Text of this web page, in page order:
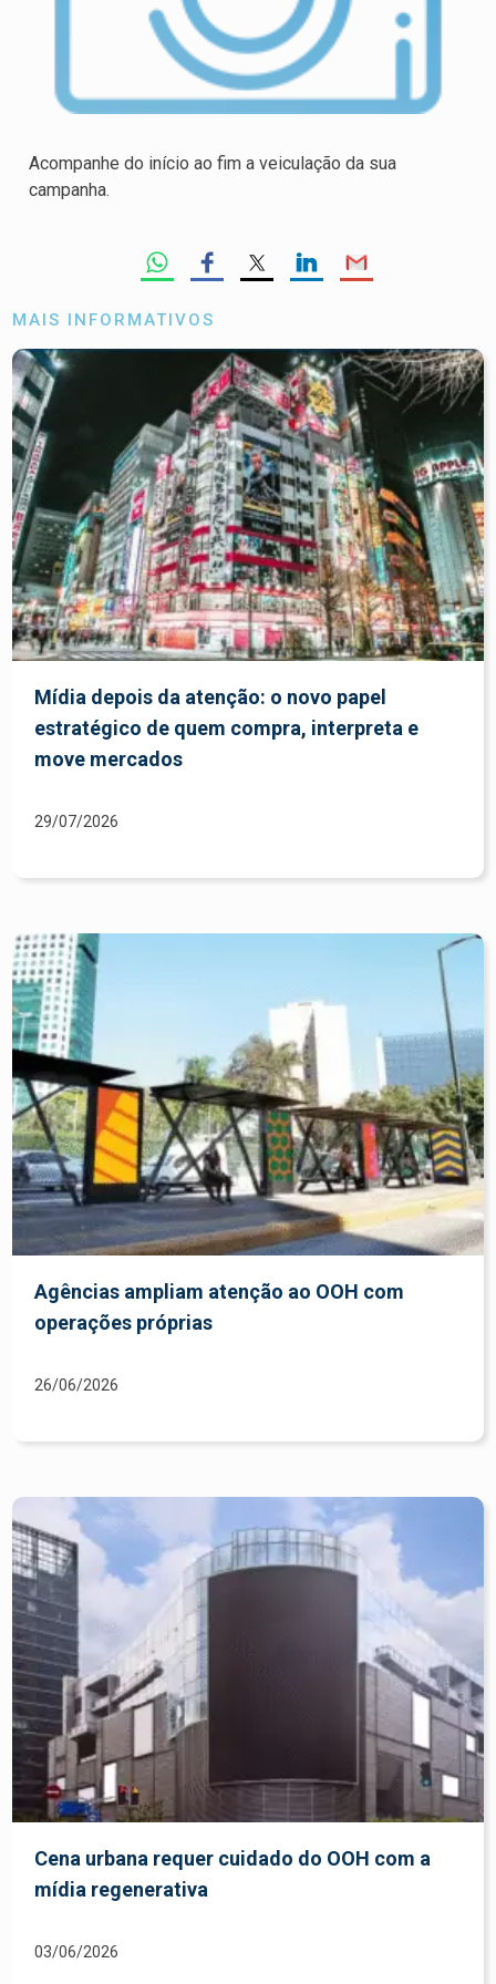
Acompanhe do início ao fim a veiculação da sua
campanha.
MAIS INFORMATIVOS
Mídia depois da atenção: o novo papel
estratégico de quem compra, interpreta e
move mercados
29/07/2026
Agências ampliam atenção ao OOH com
operações próprias
26/06/2026
Cena urbana requer cuidado do OOH com a
mídia regenerativa
03/06/2026